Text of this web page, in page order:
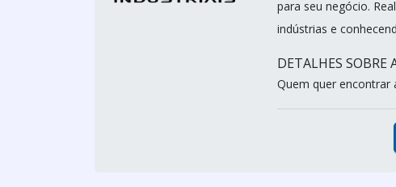
para seu negócio.
indústrias e
DETALHES SOBRE
Quem quer encontrar